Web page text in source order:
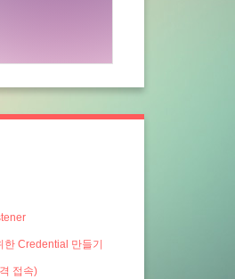
Credential 만들기
접속)